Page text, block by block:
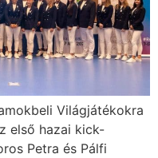
Világjátékokra
első hazai kick-
Petra és Pálfi